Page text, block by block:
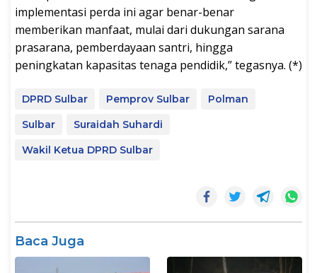
implementasi perda ini agar benar-benar
memberikan manfaat, mulai dari dukungan sarana
prasarana, pemberdayaan santri, hingga
peningkatan kapasitas tenaga pendidik,” tegasnya. (*)
DPRD Sulbar Pemprov Sulbar
Polman
Sulbar
Suraidah Suhardi
Wakil Ketua DPRD Sulbar
Baca Juga